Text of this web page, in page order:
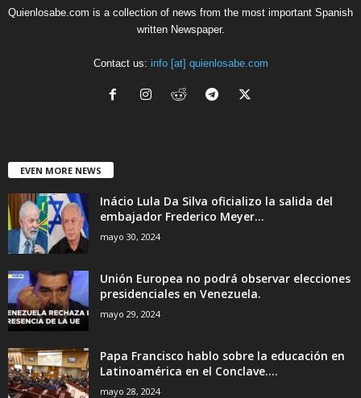
Quienlosabe.com is a collection of news from the most important Spanish
written Newspaper.
Contact us: info [at] quienlosabe.com
EVEN MORE NEWS
Inácio Lula Da Silva oficializo la salida del
embajador Frederico Meyer...
mayo 30, 2024
Unión Europea no podrá observar elecciones
presidenciales en Venezuela.
mayo 29, 2024
Papa Francisco hablo sobre la educación en
Latinoamérica en el Conclave....
mayo 28, 2024